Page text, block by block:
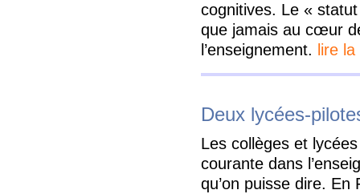
cognitives. Le « statut
que jamais au cœur
l’enseignement. lire
Deux lycées-
Les collèges et
courante dans
qu’on puisse dire.